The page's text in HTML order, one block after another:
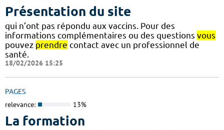
Présentation du site
qui n’ont pas répondu aux vaccins. Pour des
informations complémentaires ou des questions vous
pouvez prendre contact avec un professionnel de
santé.
18/02/2026 15:25
PAGES
relevance: 13%
La formation